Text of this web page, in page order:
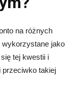
na różnych
wykorzystane jako
tej kwestii i
przeciwko takiej